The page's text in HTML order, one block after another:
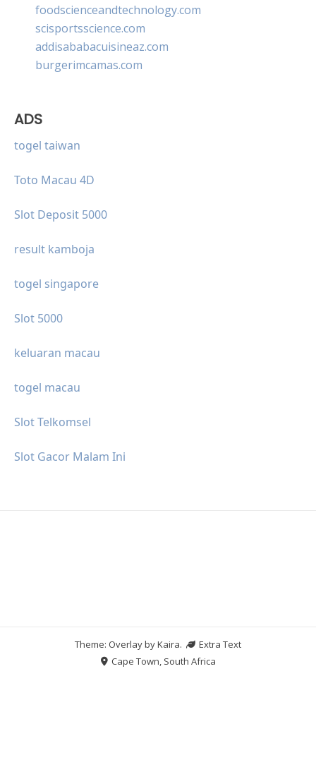
foodscienceandtechnology.com
scisportsscience.com
addisababacuisineaz.com
burgerimcamas.com
ADS
togel taiwan
Toto Macau 4D
Slot Deposit 5000
result kamboja
togel singapore
Slot 5000
keluaran macau
togel macau
Slot Telkomsel
Slot Gacor Malam Ini
Theme: Overlay byKaira.
Extra Text
Cape Town, South Africa